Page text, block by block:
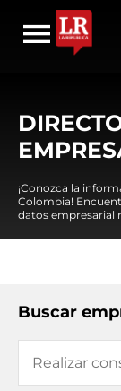
¡Conozca la
Colombia!
datos empresarial
Buscar